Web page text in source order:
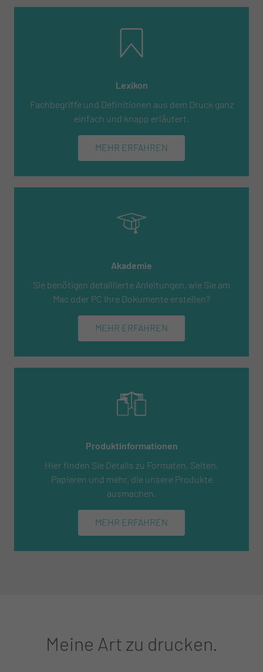
Lexikon
Fachbegriffe und Definitionen aus dem Druck ganz
einfach und knapp erläutert.
MEHR ERFAHREN
Akademie
Sie benötigen detaillierte Anleitungen, wie Sie am
Mac oder PC Ihre Dokumente erstellen?
MEHR ERFAHREN
Produktinformationen
Hier finden Sie Details zu Formaten, Seiten,
Papieren und mehr, die unsere Produkte
ausmachen.
MEHR ERFAHREN
Meine Art zu drucken.